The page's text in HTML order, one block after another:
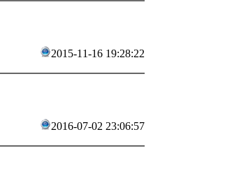
2015-11-16 19:28:22
2016-07-02 23:06:57